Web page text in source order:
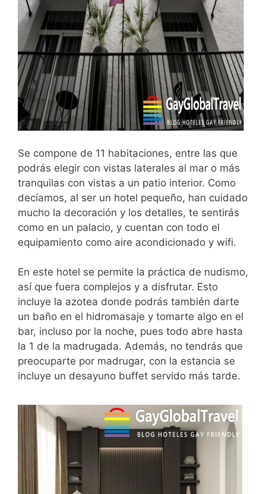
Se compone de 11 habitaciones, entre las que
podrás elegir con vistas laterales al mar o más
tranquilas con vistas a un patio interior. Como
decíamos, al ser un hotel pequeño, han cuidado
mucho la decoración y los detalles, te sentirás
como en un palacio, y cuentan con todo el
equipamiento como aire acondicionado y wifi.
En este hotel se permite la práctica de nudismo,
así que fuera complejos y a disfrutar. Esto
incluye la azotea donde podrás también darte
un baño en el hidromasaje y tomarte algo en el
bar, incluso por la noche, pues todo abre hasta
la 1 de la madrugada. Además, no tendrás que
preocuparte por madrugar, con la estancia se
incluye un desayuno buffet servido más tarde.